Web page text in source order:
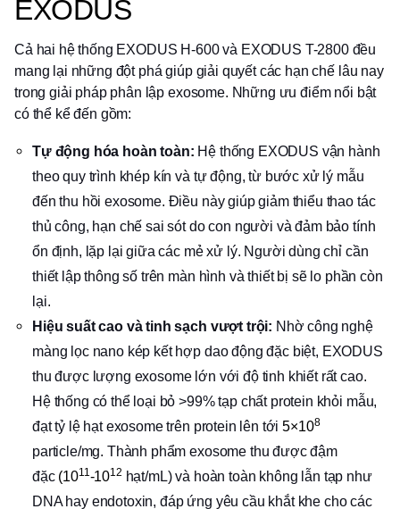
EXODUS
Cả hai hệ thống EXODUS H-600 và EXODUS T-2800 đều
mang lại những đột phá giúp giải quyết các hạn chế lâu nay
trong giải pháp phân lập exosome. Những ưu điểm nổi bật
có thể kể đến gồm:
Tự động hóa hoàn toàn: Hệ thống EXODUS vận hành
theo quy trình khép kín và tự động, từ bước xử lý mẫu
đến thu hồi exosome. Điều này giúp giảm thiểu thao tác
thủ công, hạn chế sai sót do con người và đảm bảo tính
ổn định, lặp lại giữa các mẻ xử lý. Người dùng chỉ cần
thiết lập thông số trên màn hình và thiết bị sẽ lo phần còn
lại.
Hiệu suất cao và tinh sạch vượt trội: Nhờ công nghệ
màng lọc nano kép kết hợp dao động đặc biệt, EXODUS
thu được lượng exosome lớn với độ tinh khiết rất cao.
Hệ thống có thể loại bỏ >99% tạp chất protein khỏi mẫu,
đạt tỷ lệ hạt exosome trên protein lên tới5×108
particle/mg. Thành phẩm exosome thu được đậm
đặc (1011 -1012 hạt/mL) và hoàn toàn không lẫn tạp như
DNA hay endotoxin, đáp ứng yêu cầu khắt khe cho các